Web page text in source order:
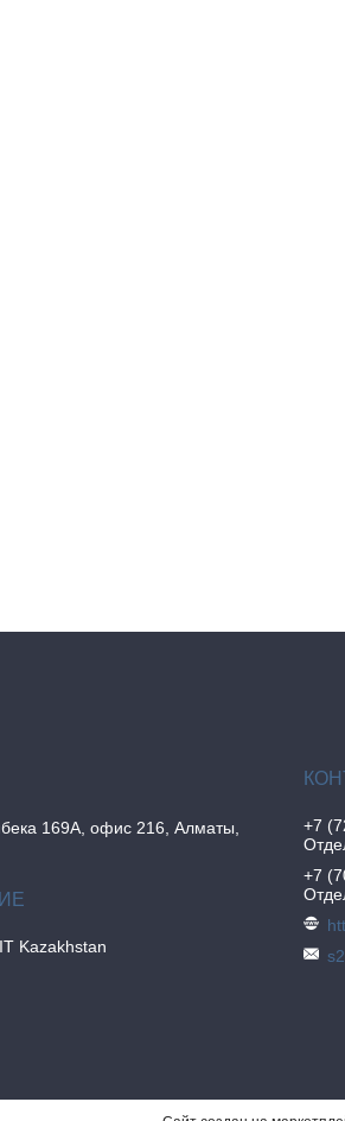
169А, офис 216, Алматы,
Kazakhstan
+7
+7